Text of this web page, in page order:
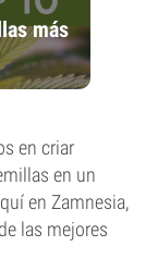
más
en criar
en un
en Zamnesia,
las mejores